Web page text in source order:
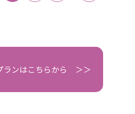
ランはこちらから ＞＞